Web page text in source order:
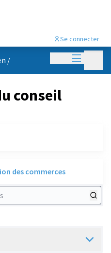
Menu
Se connecter
/
conseil
des commerces